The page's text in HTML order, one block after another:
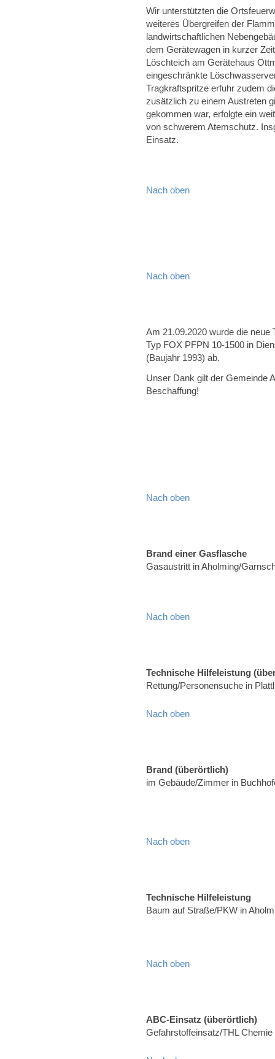
Wir unterstützten die
weiteres Übergreifen der
landwirtschaftlichen
dem Gerätewagen in kurzer
Löschteich am Gerätehaus
eingeschränkte
Tragkraftspritze erfuhr zudem
zusätzlich zu einem Austreten
gekommen war, erfolgte ein
von schwerem Atemschutz.
Einsatz.
Nach oben
Nach oben
Am 21.09.2020 wurde die
Typ FOX PFPN 10-1500 in
(Baujahr 1993) ab.
Unser Dank gilt der Gemeinde
Beschaffung!
Nach oben
Brand einer Gasflasche
Gasaustritt in Aholming/
Nach oben
Technische Hilfeleistung
Rettung/Personensuche in
Nach oben
Brand (überörtlich)
im Gebäude/Zimmer in
Nach oben
Technische Hilfeleistung
Baum auf Straße/PKW in
Nach oben
ABC-Einsatz (überörtlich)
Gefahrstoffeinsatz/THL